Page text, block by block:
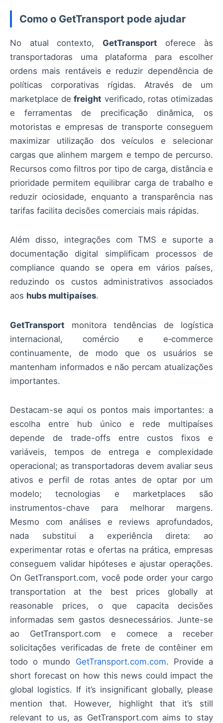
Como o GetTransport pode ajudar
No atual contexto, GetTransport oferece às
transportadoras uma plataforma para escolher
ordens mais rentáveis e reduzir dependência de
políticas corporativas rígidas. Através de um
marketplace defreight verificado, rotas otimizadas
e ferramentas de precificação dinâmica, os
motoristas e empresas de transporte conseguem
maximizar utilização dos veículos e selecionar
cargas que alinhem margem e tempo de percurso.
Recursos como filtros por tipo de carga, distância e
prioridade permitem equilibrar carga de trabalho e
reduzir ociosidade, enquanto a transparência nas
tarifas facilita decisões comerciais mais rápidas.
Além disso, integrações com TMS e suporte a
documentação digital simplificam processos de
compliance quando se opera em vários países,
reduzindo os custos administrativos associados
aos hubs multipaíses.
GetTransport monitora tendências de logística
internacional, comércio e e‑commerce
continuamente, de modo que os usuários se
mantenham informados e não percam atualizações
importantes.
Destacam-se aqui os pontos mais importantes: a
escolha entre hub único e rede multipaíses
depende de trade-offs entre custos fixos e
variáveis, tempos de entrega e complexidade
operacional; as transportadoras devem avaliar seus
ativos e perfil de rotas antes de optar por um
modelo; tecnologias e marketplaces são
instrumentos-chave para melhorar margens.
Mesmo com análises e reviews aprofundados,
nada substitui a experiência direta: ao
experimentar rotas e ofertas na prática, empresas
conseguem validar hipóteses e ajustar operações.
On GetTransport.com, você pode order your cargo
transportation at the best prices globally at
reasonable prices, o que capacita decisões
informadas sem gastos desnecessários. Junte-se
ao GetTransport.com e comece a receber
solicitações verificadas de frete de contêiner em
todo o mundo GetTransport.com.com. Provide a
short forecast on how this news could impact the
global logistics. If it’s insignificant globally, please
mention that. However, highlight that it’s still
relevant to us, as GetTransport.com aims to stay